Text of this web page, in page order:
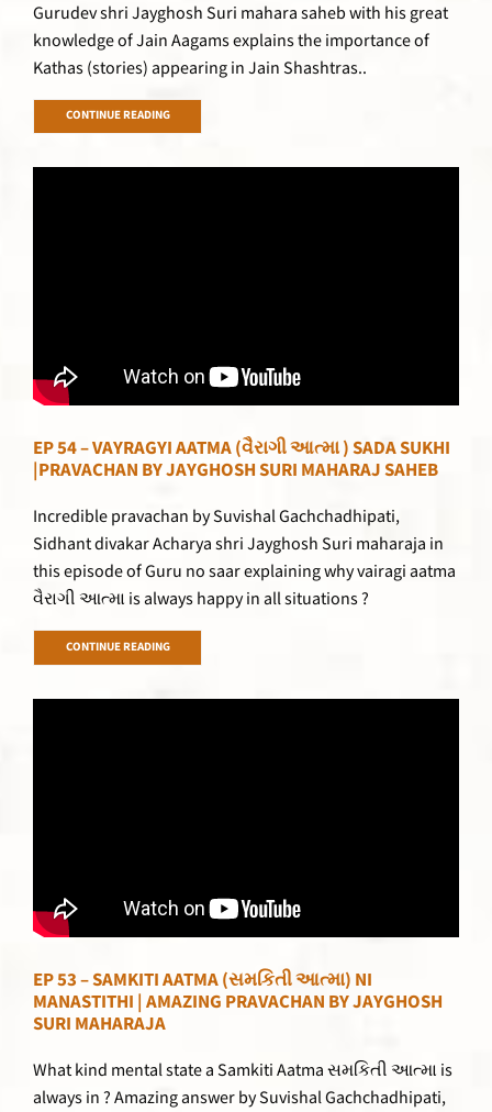
Gurudev shri Jayghosh Suri mahara saheb with his great
knowledge of Jain Aagams explains the importance of
Kathas (stories) appearing in Jain Shashtras..
CONTINUE READING
EP 54 – VAYRAGYI AATMA (વૈરાગી આત્મા ) SADA SUKHI
|PRAVACHAN BY JAYGHOSH SURI MAHARAJ SAHEB
Incredible pravachan by Suvishal Gachchadhipati,
Sidhant divakar Acharya shri Jayghosh Suri maharaja in
this episode of Guru no saar explaining why vairagi aatma
વૈરાગી આત્મા is always happy in all situations ?
CONTINUE READING
EP 53 – SAMKITI AATMA (સમકિતી આત્મા) NI
MANASTITHI | AMAZING PRAVACHAN BY JAYGHOSH
SURI MAHARAJA
What kind mental state a Samkiti Aatma સમકિતી આત્મા is
always in ? Amazing answer by Suvishal Gachchadhipati,